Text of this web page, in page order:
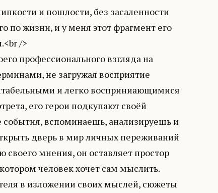
и пошлости, без засаленности
по жизни, и у меня этот фрагмент его
/>
профессионального взгляда на
не загружая восприятие
и легко восприниающимися
его герои подкупают своёй
вспоминаешь, анализируешь и
дверь в мир личных переживаний
своего мнения, он оставляет простор
человек хочет сам мыслить.
в изложении своих мыслей, сюжеты